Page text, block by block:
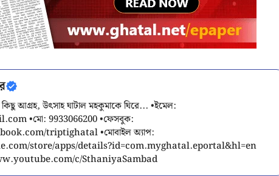
আগ্রহ, উৎসাহ ঘাটাল মহকুমাকে ঘিরে... •ইমেল:
•মো: 9933066200 •ফেসবুক:
triptighatal •মোবাইল অ্যাপ:
store/apps/details?id=com.myghatal.eportal&hl=en
c/SthaniyaSambad